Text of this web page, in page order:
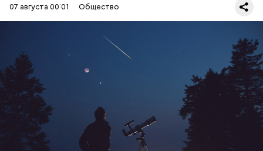
07 августа 00:01 Общество
День собирания звезд учрежден в честь
метеорного потока Персеиды, который ежегодно
можно наблюдать в августе. Все любители
смотреть на звездопад 7 августа выезжают за
город — в местность, где нет светового
загрязнения и где можно невооруженным глазом
наблюдать за падающими звездами.
ЕДА ПРАЗДНИКИ
СЛАДОСТИ
— Кабачки, порезанные кубиками, нужно легко
обжарить на сковороде. К ним добавляются зелень
петрушки, чеснок, соль и оливковое масло.
Получается очень вкусно, — поделился рецептом
Копылов.